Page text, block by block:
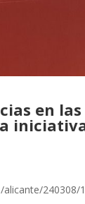
en
240308/